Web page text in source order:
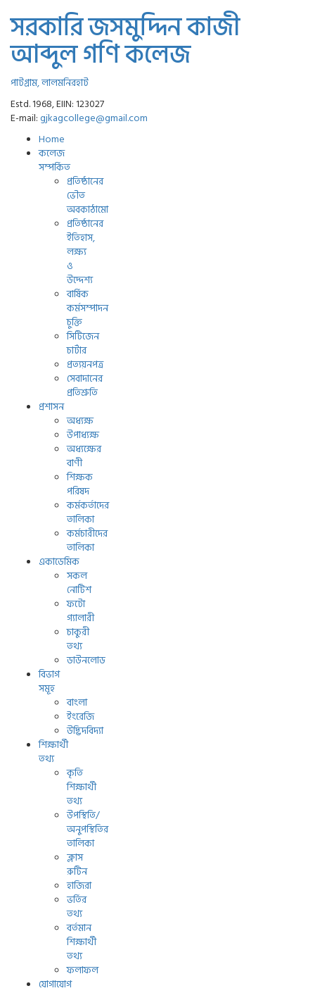
সরকারি জসমুদ্দিন কাজী
আব্দুল গণি কলেজ
পাটগ্রাম, লালমনিরহাট
Estd. 1968, EIIN: 123027
E-mail:gjkagcollege@gmail.com
Home
কলেজ
সম্পর্কিত
প্রতিষ্ঠানের
ভৌত
অবকাঠামো
প্রতিষ্ঠানের
ইতিহাস,
লক্ষ্য
ও
উদ্দেশ্য
বার্ষিক
কর্মসম্পাদন
চুক্তি
সিটিজেন
চার্টার
প্রত্যয়নপত্র
সেবাদানের
প্রতিশ্রুতি
প্রশাসন
অধ্যক্ষ
উপাধ্যক্ষ
অধ্যক্ষের
বাণী
শিক্ষক
পরিষদ
কর্মকর্তাদের
তালিকা
কর্মচারীদের
তালিকা
একাডেমিক
সকল
নোটিশ
ফটো
গ্যালারী
চাকুরী
তথ্য
ডাউনলোড
বিভাগ
সমূহ
বাংলা
ইংরেজি
উদ্ভিদবিদ্যা
শিক্ষার্থী
তথ্য
কৃতি
শিক্ষার্থী
তথ্য
উপস্থিতি/
অনুপস্থিতির
তালিকা
ক্লাস
রুটিন
হাজিরা
ভর্তির
তথ্য
বর্তমান
শিক্ষার্থী
তথ্য
ফলাফল
যোগাযোগ